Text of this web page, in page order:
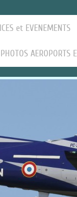
et EVENEMENTS
PHOTOS AEROPORTS